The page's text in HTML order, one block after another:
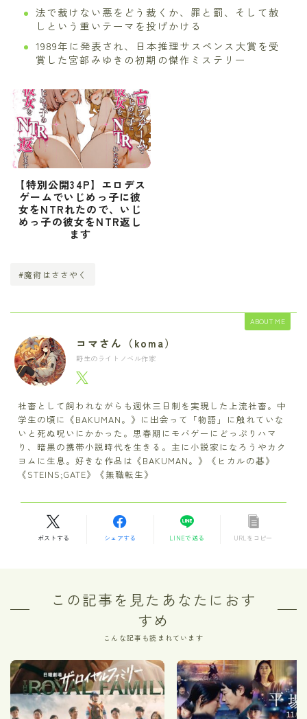
法で裁けない悪をどう裁くか、罪と罰、そして赦
しという重いテーマを投げかける
1989年に発表され、日本推理サスペンス大賞を受
賞した宮部みゆきの初期の傑作ミステリー
【特別公開34P】エロデス
ゲームでいじめっ子に彼
女をNTRれたので、いじ
めっ子の彼女をNTR返し
ます
#魔術はささやく
ABOUT ME
コマさん（koma）
野生のライトノベル作家
社畜として飼われながらも週休三日制を実現した上流社畜。中
学生の頃に《BAKUMAN。》に出会って「物語」に触れていな
いと死ぬ呪いにかかった。思春期にモバゲーにどっぷりハマ
り、暗黒の携帯小説時代を生きる。主に小説家になろうやカク
ヨムに生息。好きな作品は《BAKUMAN。》《ヒカルの碁》
《STEINS;GATE》《無職転生》
ポストする シェアする LINEで送る URLをコピー
この記事を見たあなたにおす
すめ
こんな記事も読まれています